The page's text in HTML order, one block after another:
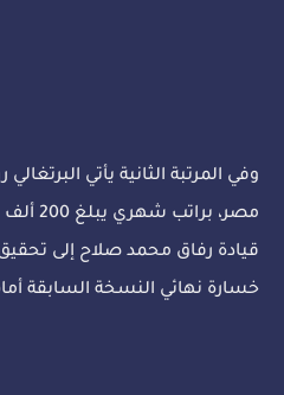
وفي المرتبة الثانية يأتي
مصر،
قيادة رفاق محمد صلاح إلى
خسارة نهائي النسخة السابقة